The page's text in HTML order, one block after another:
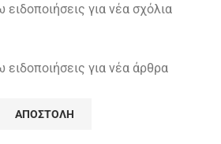
για νέα σχόλια
για νέα άρθρα